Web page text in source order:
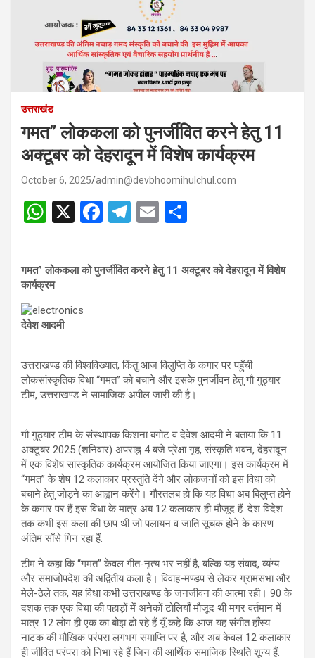
उत्तराखंड
गमत” लोककला को पुनर्जीवित करने हेतु 11
अक्टूबर को देहरादून में विशेष कार्यक्रम
October 6, 2025 admin@devbhoomihulchul.com
W
at
s
A
p
X
F
ce
b
T
gr
E
e
गमत” लोककला को पुनर्जीवित करने हेतु 11 अक्टूबर को देहरादून में विशेष
कार्यक्रम
देवेश आदमी
उत्तराखण्ड की विश्वविख्यात, किंतु आज विलुप्ति के कगार पर पहुँची
लोकसांस्कृतिक विधा “गमत” को बचाने और इसके पुनर्जीवन हेतु गौ गुठ्यार
टीम, उत्तराखण्ड ने सामाजिक अपील जारी की है।
गौ गुठ्यार टीम के संस्थापक किशना बगोट व देवेश आदमी ने बताया कि 11
अक्टूबर 2025 (शनिवार) अपराह्न 4 बजे प्रेक्षा गृह, संस्कृति भवन, देहरादून
में एक विशेष सांस्कृतिक कार्यक्रम आयोजित किया जाएगा। इस कार्यक्रम में
“गमत” के शेष 12 कलाकार प्रस्तुति देंगे और लोकजनों को इस विधा को
बचाने हेतु जोड़ने का आह्वान करेंगे। गौरतलब हो कि यह विधा अब बिलुप्त होने
के कगार पर हैं इस विधा के मात्र अब 12 कलाकार ही मौजूद हैं. देश विदेश
तक कभी इस कला की छाप थी जो पलायन व जाति सूचक होने के कारण
अंतिम साँसे गिन रहा हैं.
टीम ने कहा कि “गमत” केवल गीत-नृत्य भर नहीं है, बल्कि यह संवाद, व्यंग्य
और समाजोपदेश की अद्वितीय कला है। विवाह-मण्डप से लेकर ग्रामसभा और
मेले-ठेले तक, यह विधा कभी उत्तराखण्ड के जनजीवन की आत्मा रही। 90 के
दशक तक एक विधा की पहाड़ों में अनेकों टोलियाँ मौजूद थी मगर वर्तमान में
मात्र 12 लोग ही एक का बोझ ढो रहे हैं यूँ कहे कि आज यह संगीत हाँस्य
नाटक की मौखिक परंपरा लगभग समाप्ति पर है, और अब केवल 12 कलाकार
ही जीवित परंपरा को निभा रहे हैं जिन की आर्थिक समाजिक स्थिति शून्य हैं.